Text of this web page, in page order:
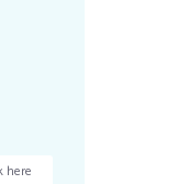
here